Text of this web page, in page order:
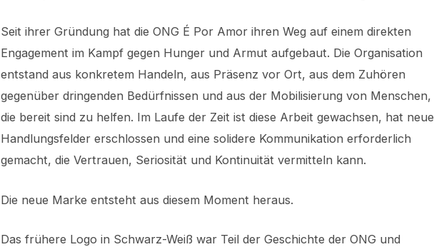
Seit ihrer Gründung hat die ONG É Por Amor ihren Weg auf einem direkten
Engagement im Kampf gegen Hunger und Armut aufgebaut. Die Organisation
entstand aus konkretem Handeln, aus Präsenz vor Ort, aus dem Zuhören
gegenüber dringenden Bedürfnissen und aus der Mobilisierung von Menschen,
die bereit sind zu helfen. Im Laufe der Zeit ist diese Arbeit gewachsen, hat neue
Handlungsfelder erschlossen und eine solidere Kommunikation erforderlich
gemacht, die Vertrauen, Seriosität und Kontinuität vermitteln kann.
Die neue Marke entsteht aus diesem Moment heraus.
Das frühere Logo in Schwarz-Weiß war Teil der Geschichte der ONG und